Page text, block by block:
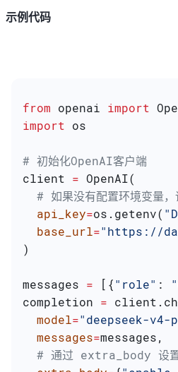
示例代码
from openai import
import os
# 初始化OpenAI客户端
client = OpenAI(
# 如果没有配置环境变量
  api_key
=os.getenv(
  base_url
="https://
)
messages = [{"role" :
completion =
  model
="deepseek-v4-
  messages
=messages,
# 通过 extra_body 设